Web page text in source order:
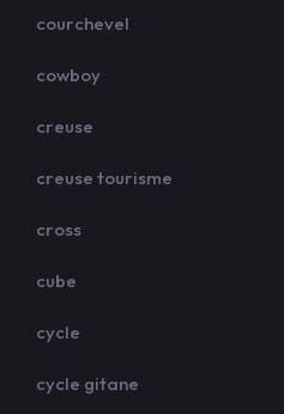
courchevel
cowboy
creuse
creuse tourisme
cross
cube
cycle
cycle gitane